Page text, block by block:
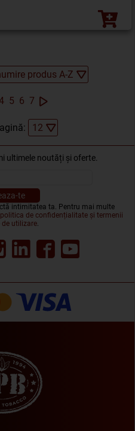
5 6 7
ultimele noutăți și oferte.
intimitatea ta. Pentru mai multe
de confidențialitate și termenii
utilizare.